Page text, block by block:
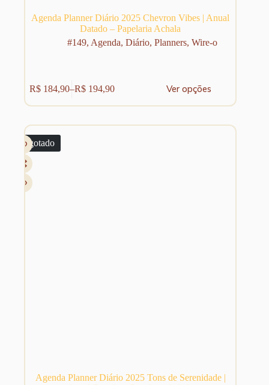
Agenda Planner Diário 2025 Chevron Vibes | Anual
Datado – Papelaria Achala
#149, Agenda,Diário,Planners,Wire-o
R$184,90–R$194,90
Faixa
de
R$ 184,90
Ver opções
produto
tem
variantes.
As
opções
podem
ser
escolhidas
Esgotado
Agenda Planner Diário 2025 Tons de Serenidade |